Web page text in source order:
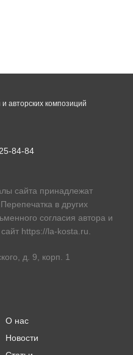
84-84
сайта принадлежат
в других
согласия автора и
https://la-kosta.ru
д. 9, корп. 1
О нас
Новости